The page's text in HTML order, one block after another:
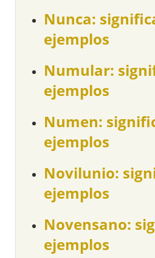
Nunca:
ejemplos
Numular:
ejemplos
Numen:
ejemplos
Novilunio:
ejemplos
Novensano:
ejemplos